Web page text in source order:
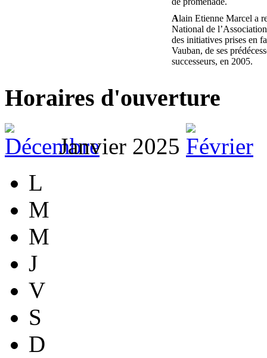
Alain Etienne Marcel a
National de
des initiatives prises en
Vauban, de ses
successeurs, en 2005.
Horaires d'ouverture
Janvier 2025
L
M
M
J
V
S
D